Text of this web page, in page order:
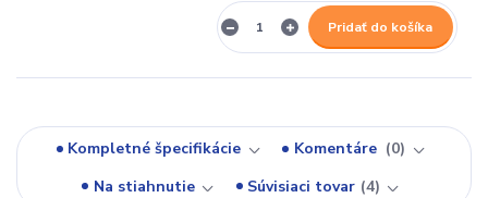
Pridať do košíka
Kompletné špecifikácie Komentáre
0
Na stiahnutie
Súvisiaci tovar 4